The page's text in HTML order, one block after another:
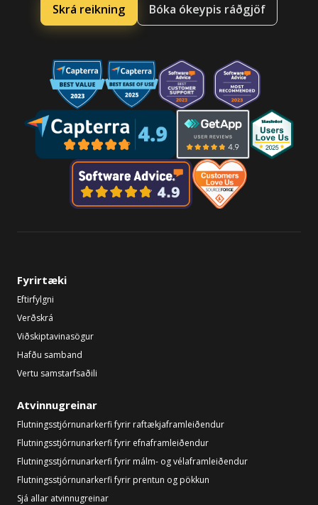
Skrá reikning Bóka ókeypis ráðgjöf
Fyrirtæki
Eftirfylgni
Verðskrá
Viðskiptavinasögur
Hafðu samband
Vertu samstarfsaðili
Atvinnugreinar
Flutningsstjórnunarkerfi fyrir raftækjaframleiðendur
Flutningsstjórnunarkerfi fyrir efnaframleiðendur
Flutningsstjórnunarkerfi fyrir málm- og vélaframleiðendur
Flutningsstjórnunarkerfi fyrir prentun og pökkun
Sjá allar atvinnugreinar